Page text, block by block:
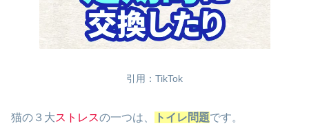
引用：TikTok
猫の３大ストレスの一つは、 トイレ問題です。